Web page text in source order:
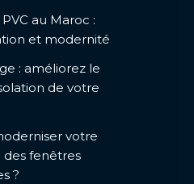
au Maroc :
et modernité
: améliorez le
de votre
votre
des fenêtres
?